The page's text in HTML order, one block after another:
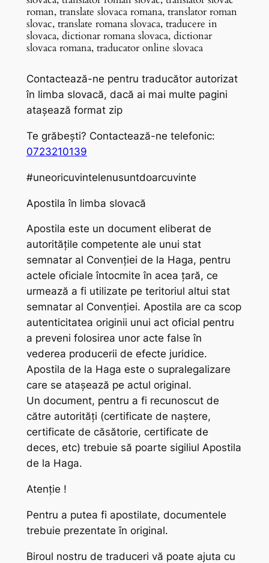
roman, translate slovaca romana, translator roman
slovac, translate romana slovaca, traducere in
slovaca, dictionar romana slovaca, dictionar
slovaca romana, traducator online slovaca
Contactează-ne pentru traducător autorizat
în limba slovacă, dacă ai mai multe pagini
atașează format zip
Te grăbești? Contactează-ne telefonic:
0723210139
#uneoricuvintelenusuntdoarcuvinte
Apostila în limba slovacă
Apostila este un document eliberat de
autoritățile competente ale unui stat
semnatar al Convenției de la Haga, pentru
actele oficiale întocmite în acea țară, ce
urmează a fi utilizate pe teritoriul altui stat
semnatar al Convenției. Apostila are ca scop
autenticitatea originii unui act oficial pentru
a preveni folosirea unor acte false în
vederea producerii de efecte juridice.
Apostila de la Haga este o supralegalizare
care se atașează pe actul original.
Un document, pentru a fi recunoscut de
către autorități (certificate de naștere,
certificate de căsătorie, certificate de
deces, etc) trebuie să poarte sigiliul Apostila
de la Haga.
Atenție !
Pentru a putea fi apostilate, documentele
trebuie prezentate în original.
Biroul nostru de traduceri vă poate ajuta cu